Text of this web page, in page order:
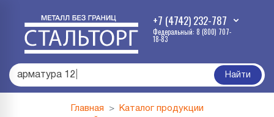
+7 (4742) 232-787
Федеральный: 8 (800) 707-
18-83
арматура | Найти
Главная
Каталог продукции